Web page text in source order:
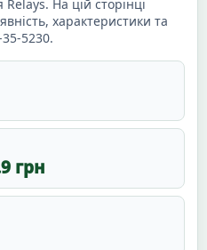
На цій сторінці
характеристики та
5230.
грн